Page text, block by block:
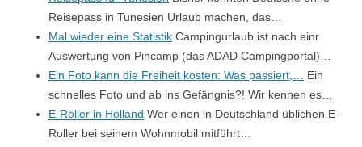
Reisepass in Tunesien Urlaub machen, das…
Mal wieder eine Statistik Campingurlaub ist nach einr
Auswertung von Pincamp (das ADAD Campingportal)…
Ein Foto kann die Freiheit kosten: Was passiert,…
Ein
schnelles Foto und ab ins Gefängnis?! Wir kennen es…
E-Roller in Holland Wer einen in Deutschland üblichen E-
Roller bei seinem Wohnmobil mitführt…